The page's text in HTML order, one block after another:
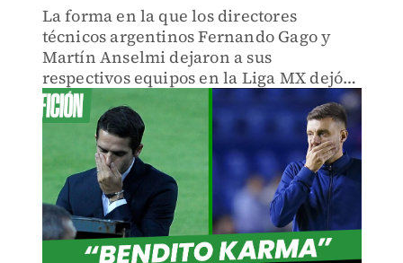
La forma en la que los directores
técnicos argentinos Fernando Gago y
Martín Anselmi dejaron a sus
respectivos equipos en la Liga MX dejó
mucho que desear para la afición
mexicana.